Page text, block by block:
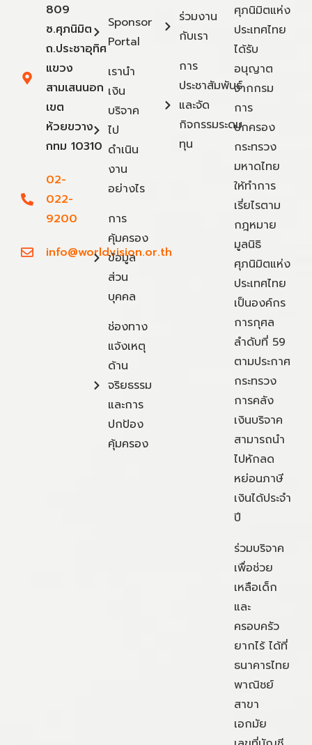
809
ซ.ศุภนิมิต
ถ.ประชาอุทิศ
แขวง
สามเสนนอก
เขต
ห้วยขวาง
กทม 10310
02-
022-
9200
info@worldvision.or.th
Sponsor
Portal
เรานำ
เงิน
บริจาค
ไป
ดำเนิน
งาน
อย่างไร
การ
คุ้มครอง
ข้อมูล
ส่วน
บุคคล
ช่องทาง
แจ้งเหตุ
ด้าน
จริยธรรม
และการ
ปกป้อง
คุ้มครอง
ร่วมงาน
กับเรา
การ
ประชาสัมพันธ์
และจัด
กิจกรรมระดม
ทุน
ศุภนิมิตแห่ง
ประเทศไทย
ได้รับ
อนุญาต
จากกรม
การ
ปกครอง
กระทรวง
มหาดไทย
ให้ทำการ
เรี่ยไรตาม
กฎหมาย
มูลนิธิ
ศุภนิมิตแห่ง
ประเทศไทย
เป็นองค์กร
การกุศล
ลำดับที่ 59
ตามประกาศ
กระทรวง
การคลัง
เงินบริจาค
สามารถนำ
ไปหักลด
หย่อนภาษี
เงินได้ประจำ
ปี
ร่วมบริจาค
เพื่อช่วย
เหลือเด็ก
และ
ครอบครัว
ยากไร้ ได้ที่
ธนาคารไทย
พาณิชย์
สาขา
เอกมัย